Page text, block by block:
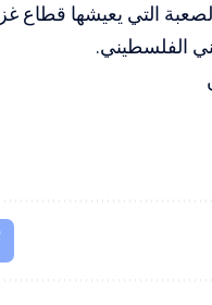
التي يعيشها قطاع
الفلسطيني.